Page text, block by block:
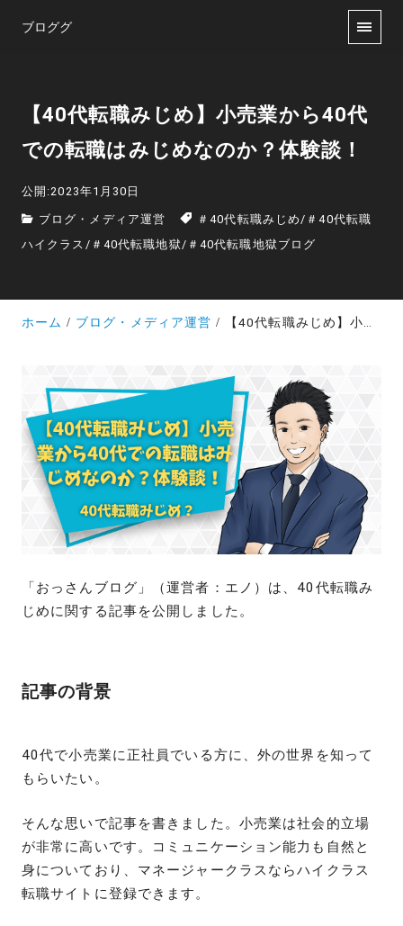
ブロググ
【40代転職みじめ】小売業から40代
での転職はみじめなのか？体験談！
公開:2023年1月30日
ブログ・メディア運営 ＃40代転職みじめ / ＃40代転職
ハイクラス / ＃40代転職地獄 / ＃40代転職地獄ブログ
ホーム ブログ・メディア運営 【40代転職みじめ】小売業から40代での転職はみじめなのか？体験談！
「おっさんブログ」（運営者：エノ）は、40代転職み
じめに関する記事を公開しました。
記事の背景
40代で小売業に正社員でいる方に、外の世界を知って
もらいたい。
そんな思いで記事を書きました。小売業は社会的立場
が非常に高いです。コミュニケーション能力も自然と
身についており、マネージャークラスならハイクラス
転職サイトに登録できます。